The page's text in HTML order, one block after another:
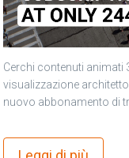
Cerchi contenuti animati
visualizzazione
nuovo abbonamento di